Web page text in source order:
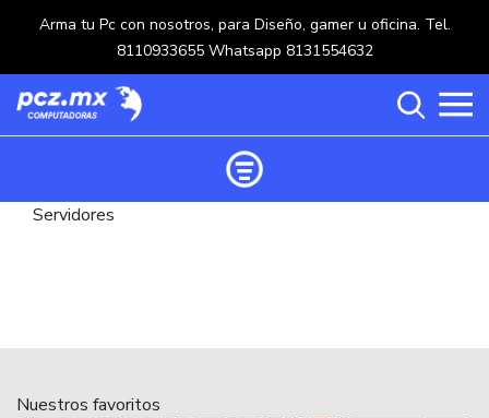
Arma tu Pc con nosotros, para Diseño, gamer u oficina. Tel.
8110933655 Whatsapp 8131554632
Crear una cuenta
Servidores
Nuestros favoritos